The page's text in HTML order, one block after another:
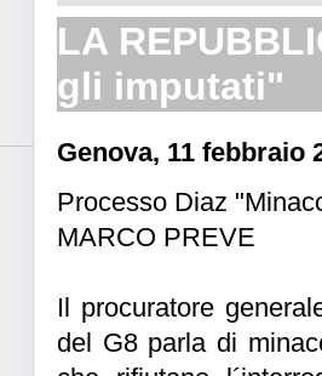
LA
gli imputati"
Genova, 11 febbraio
Processo Diaz
MARCO PREVE
Il procuratore
del G8 parla di